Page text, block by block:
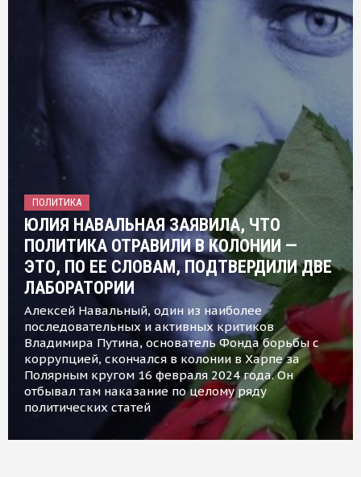
ПОЛИТИКА
ЮЛИЯ НАВАЛЬНАЯ ЗАЯВИЛА, ЧТО
ПОЛИТИКА ОТРАВИЛИ В КОЛОНИИ —
ЭТО, ПО ЕЕ СЛОВАМ, ПОДТВЕРДИЛИ ДВЕ
ЛАБОРАТОРИИ
Алексей Навальный, один из наиболее
последовательных и активных критиков
Владимира Путина, основатель Фонда борьбы с
коррупцией, скончался в колонии в Харпе за
Полярным кругом 16 февраля 2024 года. Он
отбывал там наказание по целому ряду
политических статей